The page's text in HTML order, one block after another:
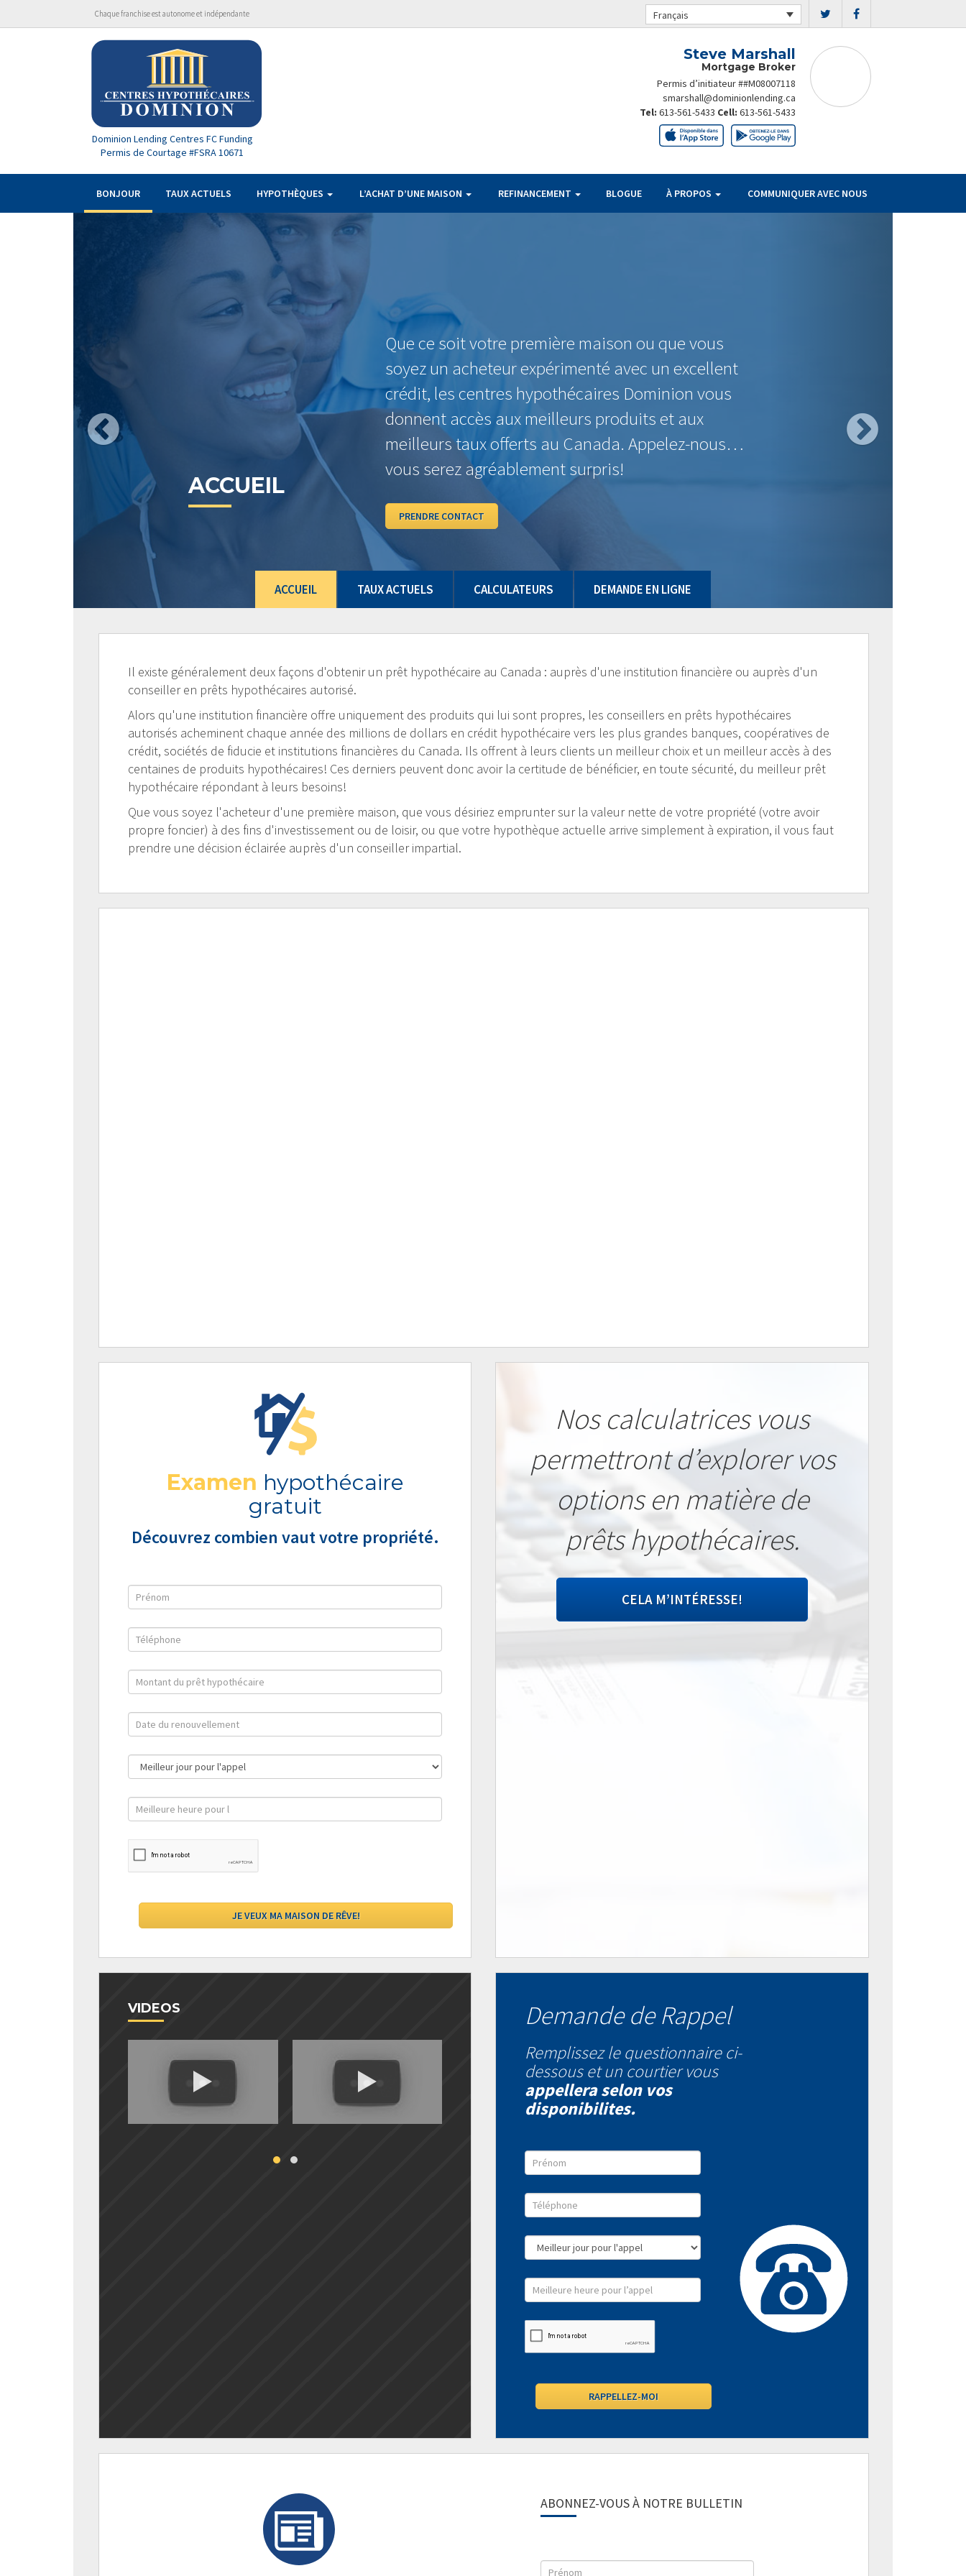
Chaque franchise est autonome et indépendante Français
Dominion Lending Centres FC Funding
Permis de Courtage #FSRA 10671
Steve Marshall
Mortgage Broker
Permis d’initiateur ##M08007118
smarshall@dominionlending.ca
Tel: 613-561-5433 Cell: 613-561-5433
BONJOUR TAUX ACTUELS HYPOTHÈQUES L’ACHAT D’UNE MAISON REFINANCEMENT BLOGUE À PROPOS COMMUNIQUER AVEC NOUS
ACCUEIL TAUX ACTUELS CALCULATEURS DEMANDE EN LIGNE
ACTUELS
DURÉE
BANCAIRES
6 Mois 7.89% $756.21 4.59% $558.49
$197.72
1 Année
6.15% $648.75 4.59% $558.49
$90.26
2 Ans
5.44% $606.90 4.39% $547.37
$59.53
3 Ans
4.62% $560.16 4.34% $544.61
4 Ans
6.01% $640.40 4.39% $547.37
4.56%
6.41% 4.59%
10 Ans
6.81% $688.72
Certaines conditions peuvent s'appliquer. Les taux peuvent changer sans préavis. *Sur approbation de crédit. Sauf erreur ou omission.
Il existe généralement deux façons d'obtenir un prêt hypothécaire au Canada : auprès d'une institution financière ou auprès d'un
conseiller en prêts hypothécaires autorisé.
Alors qu'une institution financière offre uniquement des produits qui lui sont propres, les conseillers en prêts hypothécaires
autorisés acheminent chaque année des millions de dollars en crédit hypothécaire vers les plus grandes banques, coopératives de
crédit, sociétés de fiducie et institutions financières du Canada. Ils offrent à leurs clients un meilleur choix et un meilleur accès à des
centaines de produits hypothécaires! Ces derniers peuvent donc avoir la certitude de bénéficier, en toute sécurité, du meilleur prêt
hypothécaire répondant à leurs besoins!
Que vous soyez l'acheteur d'une première maison, que vous désiriez emprunter sur la valeur nette de votre propriété (votre avoir
propre foncier) à des fins d'investissement ou de loisir, ou que votre hypothèque actuelle arrive simplement à expiration, il vous faut
prendre une décision éclairée auprès d'un conseiller impartial.
Examen hypothécaire
gratuit
Découvrez combien vaut votre propriété.
Nos calculatrices vous
permettront d’explorer vos
options en matière de
prêts hypothécaires.
CELA M’INTÉRESSE!
VIDEOS Demande de Rappel
Remplissez le questionnaire ci-
dessous et un courtier vous
appellera selon vos
disponibilites.
ABONNEZ-VOUS À NOTRE BULLETIN